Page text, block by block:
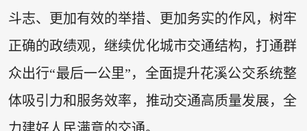
斗志、更加有效的举措、更加务实的作风，树牢
正确的政绩观，继续优化城市交通结构，打通群
众出行“最后一公里”，全面提升花溪公交系统整
体吸引力和服务效率，推动交通高质量发展，全